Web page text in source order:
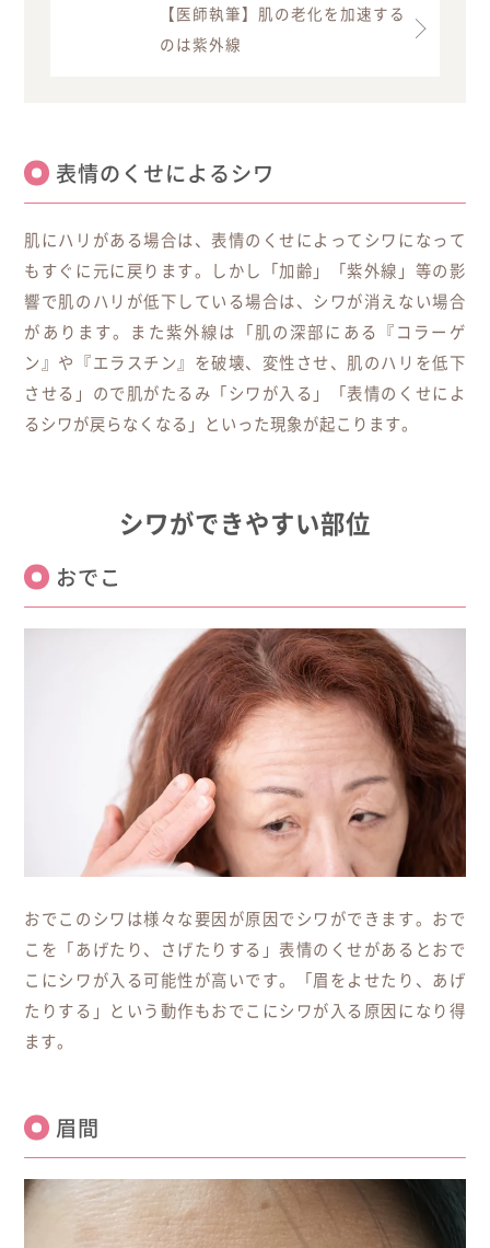
【医師執筆】肌の老化を加速する
のは紫外線
表情のくせによるシワ
肌にハリがある場合は、表情のくせによってシワになって
もすぐに元に戻ります。しかし「加齢」「紫外線」等の影
響で肌のハリが低下している場合は、シワが消えない場合
があります。また紫外線は「肌の深部にある『コラーゲ
ン』や『エラスチン』を破壊、変性させ、肌のハリを低下
させる」ので肌がたるみ「シワが入る」「表情のくせによ
るシワが戻らなくなる」といった現象が起こります。
シワができやすい部位
おでこ
おでこのシワは様々な要因が原因でシワができます。おで
こを「あげたり、さげたりする」表情のくせがあるとおで
こにシワが入る可能性が高いです。「眉をよせたり、あげ
たりする」という動作もおでこにシワが入る原因になり得
ます。
眉間